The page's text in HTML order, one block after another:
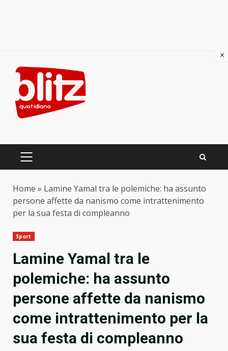
content
PRIMARY
Home » Lamine Yamal tra le polemiche: ha assunto
persone affette da nanismo come intrattenimento
per la sua festa di compleanno
Sport
Lamine Yamal tra le
polemiche: ha assunto
persone affette da nanismo
come intrattenimento per la
sua festa di compleanno
×